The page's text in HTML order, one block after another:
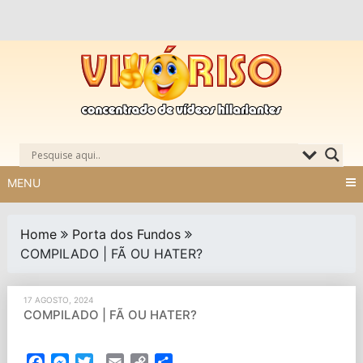
MENU
Home
Porta dos Fundos
COMPILADO | FÃ OU HATER?
17 AGOSTO, 2024
COMPILADO | FÃ OU HATER?